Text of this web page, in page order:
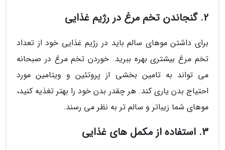
2. گنجاندن تخم مرغ در رژیم غذایی
برای داشتن موهای سالم باید در رژیم غذایی خود از تعداد
تخم مرغ بیشتری بهره ببرید. خوردن تخم مرغ در صبحانه
می تواند به تامین بخشی از پروتئین و ویتامین مورد
احتیاج بدن یاری کند. هر چقدر بدن خود را بهتر تغذیه کنید،
موهای شما زیباتر و سالم تر به نظر می رسند.
3. استفاده از مکمل های غذایی